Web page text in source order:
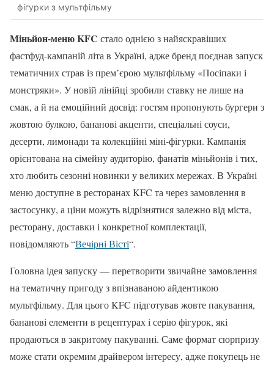
фігурки з мультфільму
Міньйон-меню KFC стало однією з найяскравіших
фастфуд-кампаній літа в Україні, адже бренд поєднав запуск
тематичних страв із прем’єрою мультфільму «Посіпаки і
монстряки». У новій лінійці зробили ставку не лише на
смак, а й на емоційний досвід: гостям пропонують бургери з
жовтою булкою, бананові акценти, спеціальні соуси,
десерти, лимонади та колекційні міні-фігурки. Кампанія
орієнтована на сімейну аудиторію, фанатів міньйонів і тих,
хто любить сезонні новинки у великих мережах. В Україні
меню доступне в ресторанах KFC та через замовлення в
застосунку, а ціни можуть відрізнятися залежно від міста,
ресторану, доставки і конкретної комплектації,
повідомляють “Вечірні Вісті“.
Головна ідея запуску — перетворити звичайне замовлення
на тематичну пригоду з впізнаваною айдентикою
мультфільму. Для цього KFC підготував жовте пакування,
бананові елементи в рецептурах і серію фігурок, які
продаються в закритому пакуванні. Саме формат сюрпризу
може стати окремим драйвером інтересу, адже покупець не